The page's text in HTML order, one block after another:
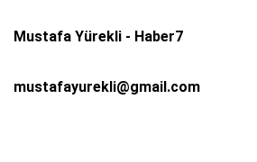
Mustafa Yürekli - Haber7
mustafayurekli@gmail.com